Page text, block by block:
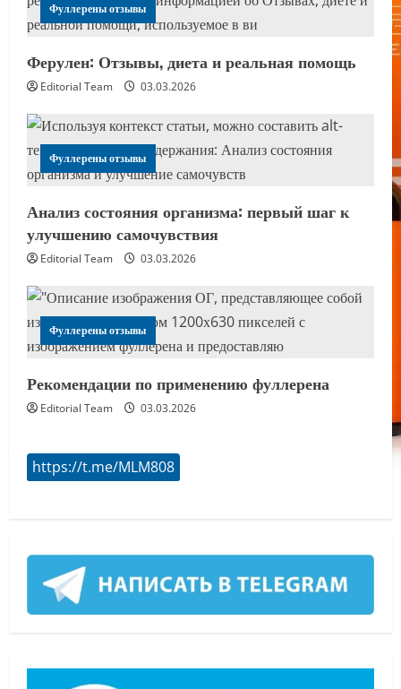
Фуллерены отзывы
Ферулен: Отзывы, диета и реальная помощь
Editorial Team 03.03.2026
Фуллерены отзывы
Анализ состояния организма: первый шаг к
улучшению самочувствия
Editorial Team 03.03.2026
Фуллерены отзывы
Рекомендации по применению фуллерена
Editorial Team 03.03.2026
https://t.me/MLM808